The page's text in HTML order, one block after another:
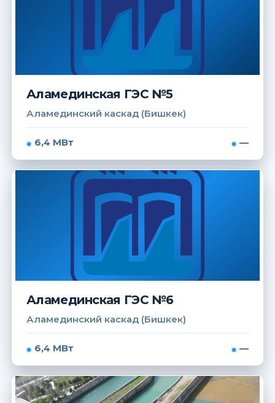
Аламединская ГЭС №5
Аламединский каскад (Бишкек)
6,4 МВт —
Аламединская ГЭС №6
Аламединский каскад (Бишкек)
6,4 МВт —